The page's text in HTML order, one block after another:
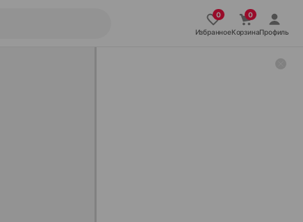
ИзбранноеКорзинаПрофиль